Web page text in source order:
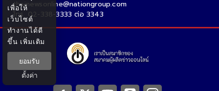
thainewsonline@nationgroup.com
โทร. 02-338-3333 ต่อ 3343
เพื่อให้
เว็บไซต์
ทำงานได้ดี
ขึ้น เพิ่มเติม
ยอมรับ
ตั้งค่า